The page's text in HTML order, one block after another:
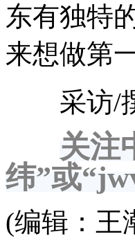
东有独特
来想做第
采访/撰
关注
纬”或
(编辑：王